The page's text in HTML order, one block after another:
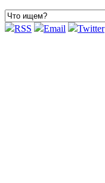
RSS Email Twitter